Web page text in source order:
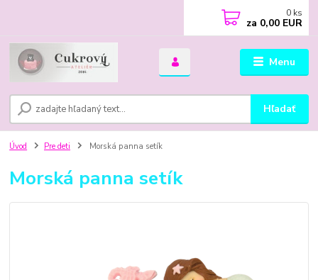
Menu
Hľadať
0 ks
za 0,00 EUR
Úvod Pre deti Morská panna setík
Morská panna setík